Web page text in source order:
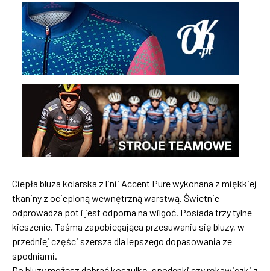
Ciepła bluza kolarska z linii Accent Pure wykonana z miękkiej
tkaniny z ocieploną wewnętrzną warstwą. Świetnie
odprowadza pot i jest odporna na wilgoć. Posiada trzy tylne
kieszenie. Taśma zapobiegająca przesuwaniu się bluzy, w
przedniej części szersza dla lepszego dopasowania ze
spodniami.